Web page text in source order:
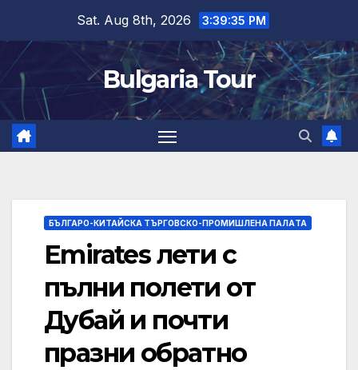
content
Sat. Aug 8th, 2026 3:39:36 PM
Bulgaria Tour
БЪЛГАРО-КИТАЙСКА ТЪРГОВСКО-ПРОМИШЛЕНА ПАЛAТА
Emirates лети с
пълни полети от
Дубай и почти
празни обратно